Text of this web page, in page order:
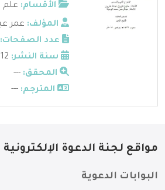
الأقسام: علم
المؤلف: عمر
عدد الصفحات:
سنة النشر:
المحقق: ---
المترجم: ---
مواقع لجنة الدعوة الإلكترونية
البوابات الدعوية